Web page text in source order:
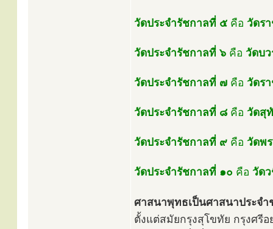
วัดประจำรัชกาลที่ ๕ คือ วัดร
วัดประจำรัชกาลที่ ๖ คือ วัดบว
วัดประจำรัชกาลที่ ๗ คือ วัดร
วัดประจำรัชกาลที่ ๘ คือ วัดสุ
วัดประจำรัชกาลที่ ๙ คือ วัดพ
วัดประจำรัชกาลที่ ๑๐ คือ วัด
ศาสนาพุทธเป็นศาสนาประจำ
ตั้งแต่สมัยกรุงสุโขทัย กรุงศรี